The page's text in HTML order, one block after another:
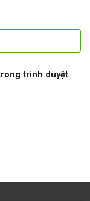
trình duyệt